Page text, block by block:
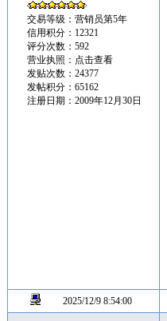
交易等级：营销员第5年
信用积分：12321
评分次数：592
营业执照： 点击查看
发贴次数：24377
发帖积分：65162
注册日期：2009年12月30日
2025/12/9 8:54:00